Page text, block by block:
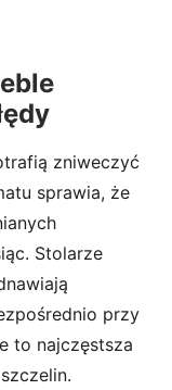
zniweczyć
sprawia, że
Stolarze
przy
to najczęstsza